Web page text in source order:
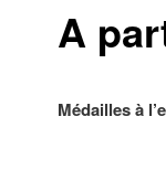
A
Médailles à